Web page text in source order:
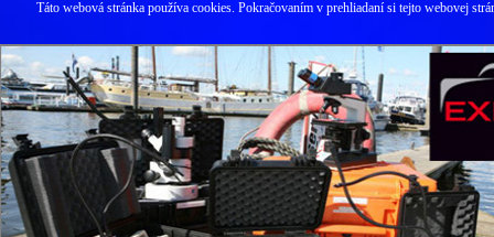
Táto webová stránka používa cookies. Pokračovaním v prehliadaní si tejto webovej